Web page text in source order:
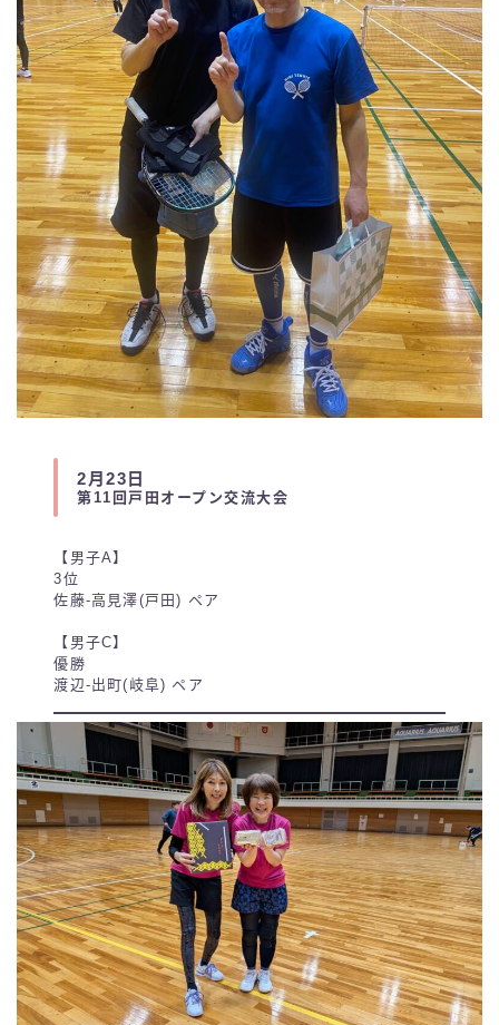
2月23日
第11回戸田オープン交流大会
【男子A】
3位
佐藤-高見澤(戸田) ペア
【男子C】
優勝
渡辺-出町(岐阜) ペア